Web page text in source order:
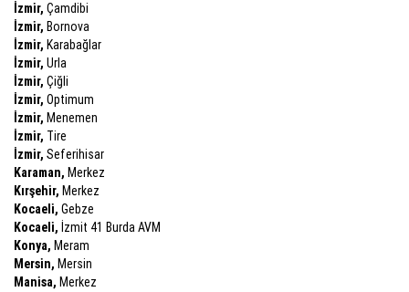
İzmir, Çamdibi
İzmir, Bornova
İzmir, Karabağlar
İzmir, Urla
İzmir, Çiğli
İzmir, Optimum
İzmir, Menemen
İzmir, Tire
İzmir, Seferihisar
Karaman, Merkez
Kırşehir, Merkez
Kocaeli, Gebze
Kocaeli, İzmit 41 Burda AVM
Konya, Meram
Mersin, Mersin
Manisa, Merkez